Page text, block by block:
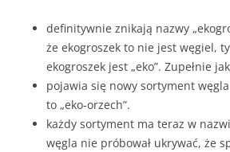
definitywnie znikają nazwy
że ekogroszek to nie jest węgiel,
ekogroszek jest „eko”. Zupełnie
pojawia się nowy sortyment
to „eko-orzech”.
każdy sortyment ma teraz w
węgla nie próbował ukrywać, że